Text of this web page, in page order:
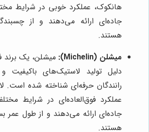
هانکوک، عملکرد خوبی در شرایط
جاده‌ای ارائه می‌دهند و از
هستند.
میشلن (Michelin):
میشلن، یک برند
دلیل تولید لاستیک‌های باکیفیت
رانندگان حرفه‌ای شناخته شده است.
عملکرد فوق‌العاده‌ای در شرایط
جاده‌ای ارائه می‌دهند و از طول عمر
هستند.